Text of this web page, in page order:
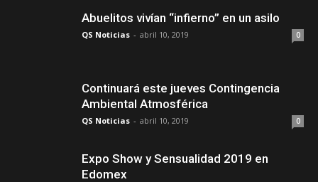
Abuelitos vivían “infierno” en un asilo
QS Noticias - abril 10, 2019 0
Continuará este jueves Contingencia
Ambiental Atmosférica
QS Noticias - abril 10, 2019 0
Expo Show y Sensualidad 2019 en
Edomex